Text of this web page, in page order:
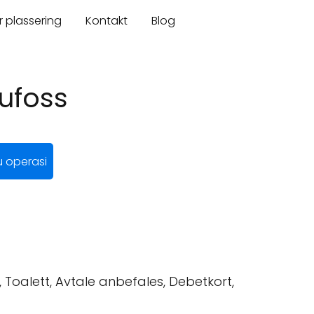
plassering Kontakt Blog
operasi
Avtale anbefales, Debetkort,